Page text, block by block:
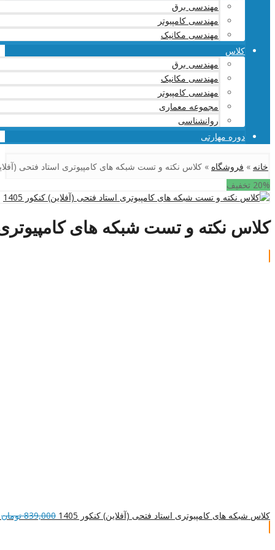
مهندسی برق
مهندسی کامپیوتر
مهندسی مکانیک
کلاس
مهندسی برق
مهندسی مکانیک
مهندسی کامپیوتر
مجموعه معماری
روانشناسی
دوره مهارتی
خانه » فروشگاه » کلاس نکته و تست شبکه های کامپیوتری استاد فتحی (آفلاین)
20% تخفیف
کلاس نکته و تست شبکه های کامپیوتری
کلاس شبکه های کامپیوتری استاد فتحی (آفلاین) کنکور 1405 839,000 تومان